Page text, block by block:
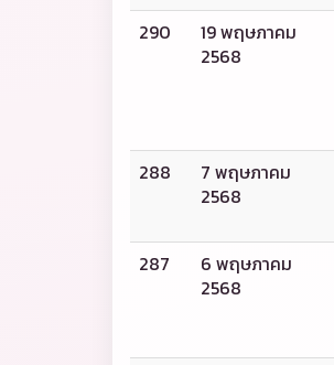
290
19 พฤษภาคม
2568
288
7 พฤษภาคม
2568
287
6 พฤษภาคม
2568